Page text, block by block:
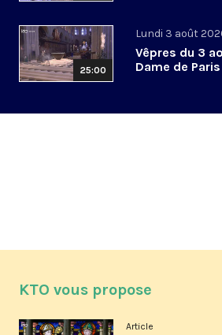
25:00
Lundi 3 août
Vêpres du 3
Dame de Paris
KTO vous propose
Article